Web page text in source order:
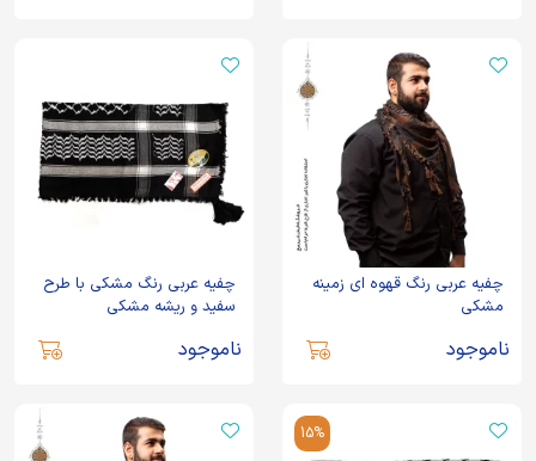
چفیه عربی رنگ قهوه ای زمینه
مشکی
ناموجود
چفیه عربی رنگ مشکی با طرح
سفید و ریشه مشکی
ناموجود
15%